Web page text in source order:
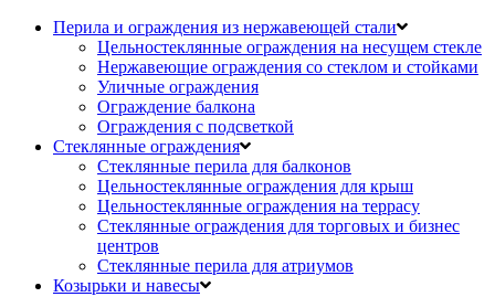
Перила и ограждения из нержавеющей стали
Цельностеклянные ограждения на несущем стекле
Нержавеющие ограждения со стеклом и стойками
Уличные ограждения
Ограждение балкона
Ограждения с подсветкой
Стеклянные ограждения
Стеклянные перила для балконов
Цельностеклянные ограждения для крыш
Цельностеклянные ограждения на террасу
Стеклянные ограждения для торговых и бизнес
центров
Стеклянные перила для атриумов
Козырьки и навесы